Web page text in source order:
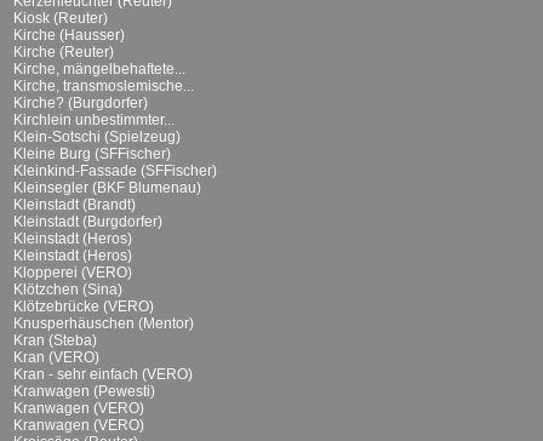
Kiosk (Reuter)
Kirche (Hausser)
Kirche (Reuter)
Kirche, mängelbehaftete...
Kirche, transmoslemische...
Kirche? (Burgdorfer)
Kirchlein unbestimmter...
Klein-Sotschi (Spielzeug)
Kleine Burg (SFFischer)
Kleinkind-Fassade (SFFischer)
Kleinsegler (BKF Blumenau)
Kleinstadt (Brandt)
Kleinstadt (Burgdorfer)
Kleinstadt (Heros)
Kleinstadt (Heros)
Klopperei (VERO)
Klötzchen (Sina)
Klötzebrücke (VERO)
Knusperhäuschen (Mentor)
Kran (Steba)
Kran (VERO)
Kran - sehr einfach (VERO)
Kranwagen (Pewesti)
Kranwagen (VERO)
Kranwagen (VERO)